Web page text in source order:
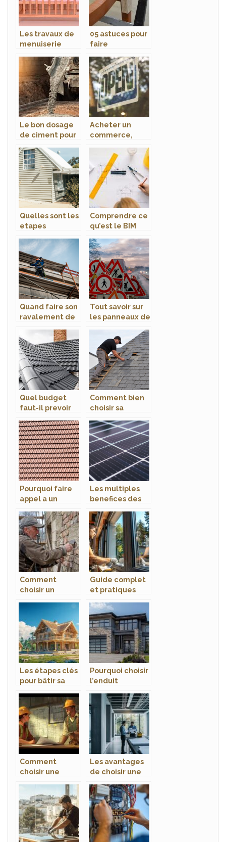
Les travaux de
menuiserie
construction
05 astuces pour
faire
travaux de
menuiserie
Le bon dosage
de ciment pour
travaux en
beton
Acheter un
commerce,
exterieurs
peuvent etre
utiles ?
Quelles sont les
etapes
connaitre pour
la construction
d’une maison ?
Comprendre ce
qu’est le BIM
domaine de la
construction
Quand faire son
ravalement de
Tout savoir sur
les panneaux de
Quel budget
faut-il prevoir
renovation de
votre toit ?
Comment bien
choisir sa
toiture ?
Pourquoi faire
appel a un
professionnel ?
Les multiples
benefices des
solaires a Saint-
raphael
Comment
choisir un
rénovation
réussie
Guide complet
et pratiques
installer ses
fenêtres
Les étapes clés
pour bâtir sa
bois en kit
Pourquoi choisir
l’enduit
pour vos murs et
façades
Comment
choisir une
adaptée à vos
besoins ?
Les avantages
de choisir une
mesure pour vos
projets
architecturaux